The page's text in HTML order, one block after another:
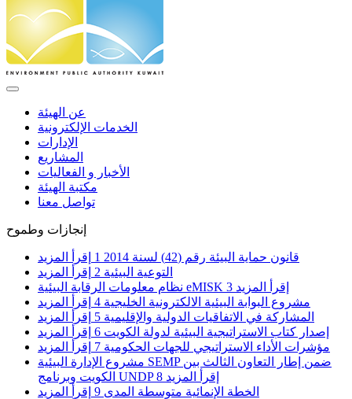
عن الهيئة
الخدمات الإلكترونية
الإدارات
المشاريع
الأخبار و الفعاليات
مكتبة الهيئة
تواصل معنا
إنجازات وطموح
قانون حماية البيئة رقم (42) لسنة 2014 1 إقرأ المزيد
التوعية البيئية 2 إقرأ المزيد
نظام معلومات الرقابة البيئية eMISK 3 إقرأ المزيد
مشروع البوابة البيئية الالكترونية الخليجية 4 إقرأ المزيد
المشاركة في الاتفاقيات الدولية والإقليمية 5 إقرأ المزيد
إصدار كتاب الاستراتيجية البيئية لدولة الكويت 6 إقرأ المزيد
مؤشرات الأداء الاستراتيجي للجهات الحكومية 7 إقرأ المزيد
مشروع الإدارة البيئية SEMP ضمن إطار التعاون الثالث بين
الكويت وبرنامج UNDP8 إقرأ المزيد
الخطة الإنمائية متوسطة المدى 9 إقرأ المزيد